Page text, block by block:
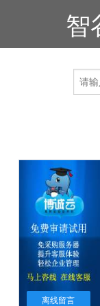
离线留言
智
一片
无论
在这
1.从
2.发
3.自